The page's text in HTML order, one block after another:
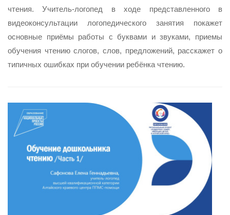
чтения. Учитель-логопед в ходе представленного в
видеоконсультации логопедического занятия покажет
основные приёмы работы с буквами и звуками, приемы
обучения чтению слогов, слов, предложений, расскажет о
типичных ошибках при обучении ребёнка чтению.